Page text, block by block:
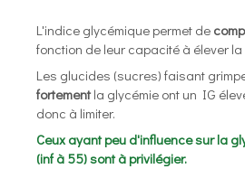
L'indice glycémique permet de
fonction de leur capacité à élever la
Les glucides (sucres) faisant
fortementla glycémie ont un IG
donc à limiter.
Ceux ayant peu d'influence sur la
(inf à 55) sont à privilégier.